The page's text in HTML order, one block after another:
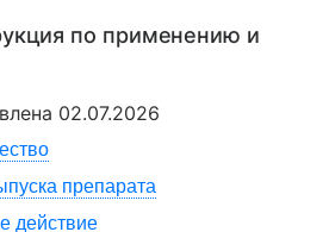
по применению и
02.07.2026
препарата
действие